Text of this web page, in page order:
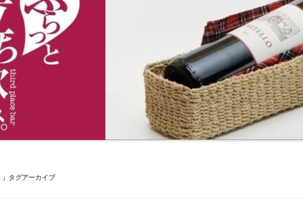
」タグアーカイブ